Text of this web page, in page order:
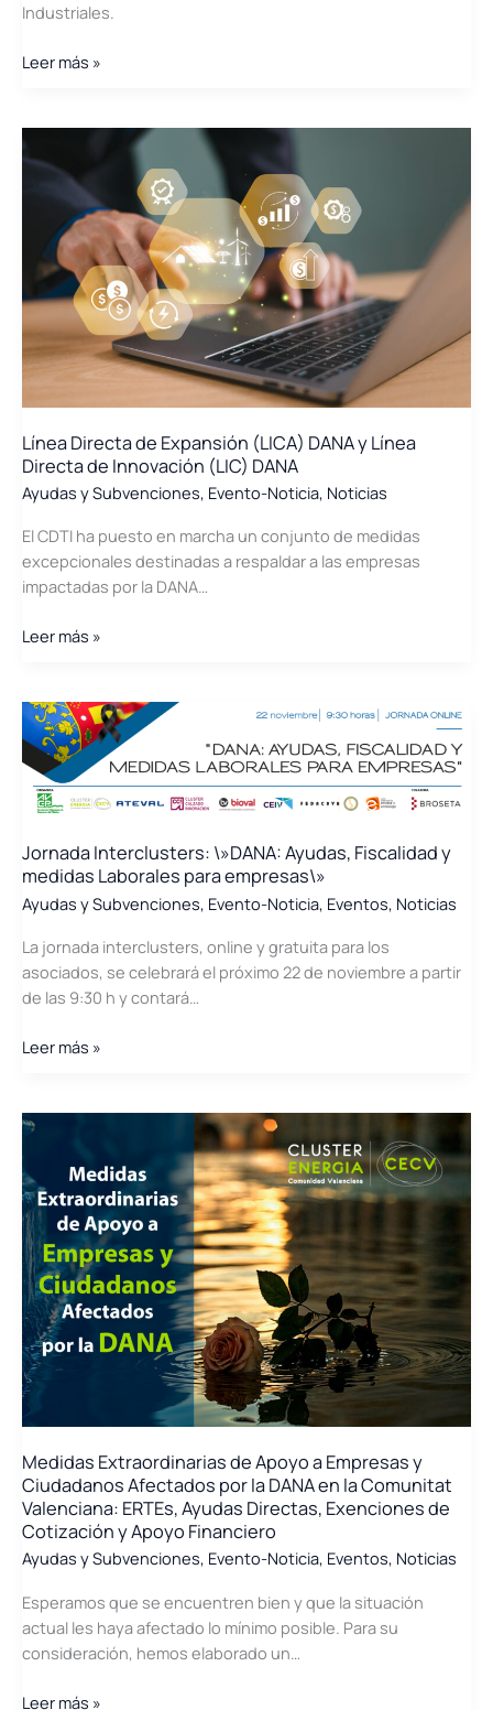
Industriales.
Guía
Solar
Térmica
Concentración
para
Procesos
Industriales,
elaborada
el
IDAE
la
PROTERMOSOLAR
Leer más »
Línea Directa de Expansión (LICA) DANA y Línea
Directa de Innovación (LIC) DANA
Ayudas y Subvenciones, Evento-Noticia, Noticias
El CDTI ha puesto en marcha un conjunto de medidas
excepcionales destinadas a respaldar a las empresas
impactadas por la DANA…
Línea
Expansión
(LICA)
DANA
Línea
de
Innovación
(LIC)
DANA
Leer más »
Jornada Interclusters: \»DANA: Ayudas, Fiscalidad y
medidas Laborales para empresas\»
Ayudas y Subvenciones, Evento-Noticia, Eventos, Noticias
La jornada interclusters, online y gratuita para los
asociados, se celebrará el próximo 22 de noviembre a partir
de las 9:30 h y contará…
Jornada
Ayudas,
y
medidas
Laborales
para
empresas\»
Leer más »
Medidas Extraordinarias de Apoyo a Empresas y
Ciudadanos Afectados por la DANA en la Comunitat
Valenciana: ERTEs, Ayudas Directas, Exenciones de
Cotización y Apoyo Financiero
Ayudas y Subvenciones, Evento-Noticia, Eventos, Noticias
Esperamos que se encuentren bien y que la situación
actual les haya afectado lo mínimo posible. Para su
consideración, hemos elaborado un…
Medidas
Leer más »